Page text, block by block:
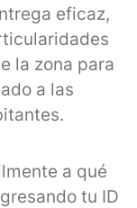
eficaz,
la zona para
a las
a qué
tu ID